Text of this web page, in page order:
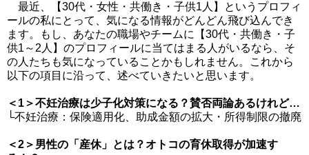
最近、【30代・女性・共働き・子供1人】というプロフィ
ールの私にとって、気になる情報がどんどん飛び込んでき
ます。もし、あなたの職場やチームに【30代・共働き・子
供1～2人】のプロフィールに当てはまる人がいるなら、そ
の人たちも気になっていることかもしれません。これから
以下の項目に沿って、述べていきたいと思います。
＜1＞不妊治療は少子化対策になる？賛否両論あるけれど…
└不妊治療：保険適用化、助成金額の拡大・所得制限の撤廃
＜2＞男性の「産休」とは？オトコの育休取得が加速す